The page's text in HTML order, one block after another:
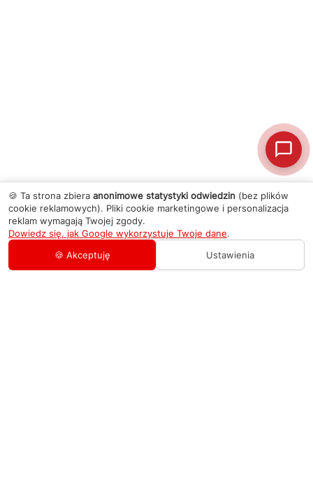
🍪 Ta strona zbiera anonimowe statystyki odwiedzin (bez plików
cookie reklamowych). Pliki cookie marketingowe i personalizacja
reklam wymagają Twojej zgody.
Dowiedz się, jak Google wykorzystuje Twoje dane.
🍪 Akceptuję
Ustawienia